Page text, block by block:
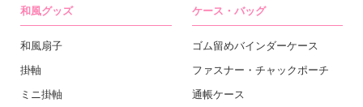
和風グッズ
和風扇子
掛軸
ミニ掛軸
ケース・バッグ
ゴム留めバインダーケース
ファスナー・チャックポーチ
通帳ケース